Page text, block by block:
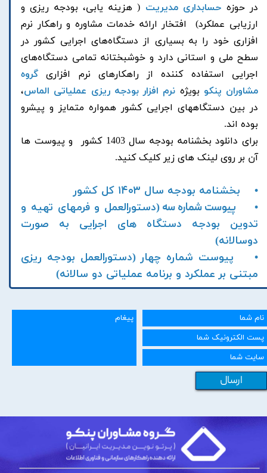
در حوزه حسابداری مدیریت ( هزینه یابی، بودجه ریزی و
ارزیابی عملکرد) افتخار ارائه خدمات مشاوره و راهکار نرم
افزاری خود را به بسیاری از دستگاه‌های اجرایی کشور در
سطح ملی و استانی دارد و خوشبختانه تمامی دستگاه‌های
اجرایی استفاده کننده از راهکارهای نرم افزاری گروه
مشاوران پنکو بویژه نرم افزار بودجه ریزی عملیاتی الماس،
در بین دستگاههای اجرایی کشور همواره متمایز و پیشرو
بوده اند.
برای دانلود بخشنامه بودجه سال 1403 کشور و پیوست ها
آن بر روی لینک های زیر کلیک کنید.
• بخشنامه بودجه سال ۱۴۰۳ کل کشور
• پیوست شماره سه (دستورالعمل و فرمهای تهیه و
تدوین بودجه دستگاه های اجرایی به صورت
دوسالانه)
• پیوست شماره چهار (دستورالعمل بودجه ریزی
مبتنی بر عملکرد و برنامه عملیاتی دو سالانه)
ارسال